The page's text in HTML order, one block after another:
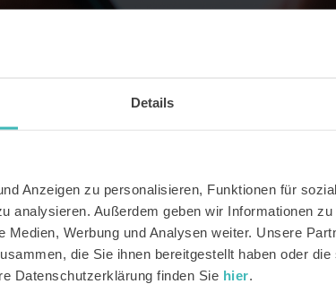
Details
Anzeigen zu personalisieren, Funktionen für
analysieren. Außerdem geben wir Informationen
Medien, Werbung und Analysen weiter. Unsere
die Sie ihnen bereitgestellt haben oder
Datenschutzerklärung finden Sie hier.